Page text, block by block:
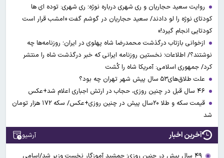
روایت سعید حجاریان و ری شهری درباره نوژه؛ ری شهری: توده ای ها
کودتای نوژه را لو دادند/ سعید حجاریان در گوشم گفت «امشب قرار است
کودتایی انجام گیرد!»
ازخوانی بازتاب درگذشت محمدرضا شاه پهلوی در ایران؛ روزنامه‌ها چه
نوشتند؟/ اطلاعات؛ نخستین روزنامه ایرانی که خبر درگذشت شاه را منتشر
کرد/ جمهوری اسلامی: آمریکا شاه را کُشت
علت طلاق‌های۵۳ سال پیش شهر تهران چه بود؟
قیمت سکه و طلا ۲۰سال پیش در چنین روزی+عکس/ سکه ۱۷۲ هزار تومان
شد
آخرین اخبار آرشیو
۴۹ سال پیش در چنین روزی؛ جمشید آموزگار نخست وزیر شد/اسامی